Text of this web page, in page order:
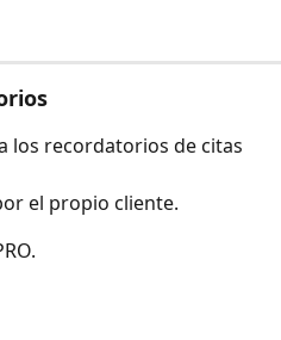
los recordatorios de citas
el propio cliente.